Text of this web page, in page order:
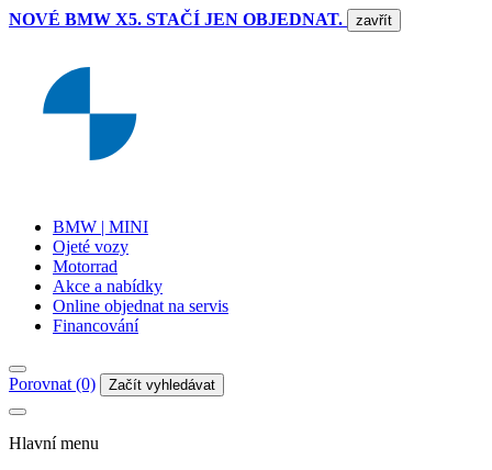
NOVÉ BMW X5. STAČÍ JEN OBJEDNAT. zavřít
BMW | MINI
Ojeté vozy
Motorrad
Akce a nabídky
Online objednat na servis
Financování
Porovnat (0) Začít vyhledávat
Hlavní menu